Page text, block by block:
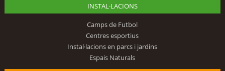
INSTAL·LACIONS
Camps de Futbol
Centres esportius
Instal·lacions en parcs i jardins
Espais Naturals